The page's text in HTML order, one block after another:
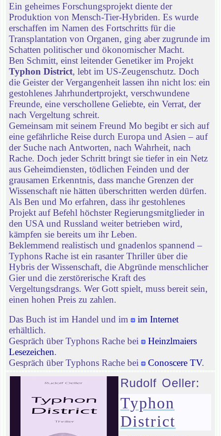
Ein geheimes Forschungsprojekt diente der
Produktion von Mensch-Tier-Hybriden. Es wurde
erschaffen im Namen des Fortschritts für die
Transplantation von Organen, ging aber zugrunde im
Schatten politischer und ökonomischer Macht.
Ben Schmitt, einst leitender Genetiker im Projekt
Typhon District, lebt im US-Zeugenschutz. Doch
die Geister der Vergangenheit lassen ihn nicht los: ein
gestohlenes Jahrhundertprojekt, verschwundene
Freunde, eine verschollene Geliebte, ein Verrat, der
nach Vergeltung schreit.
Gemeinsam mit seinem Freund Mo begibt er sich auf
eine gefährliche Reise durch Europa und Asien – auf
der Suche nach Antworten, nach Wahrheit, nach
Rache. Doch jeder Schritt bringt sie tiefer in ein Netz
aus Geheimdiensten, tödlichen Feinden und der
grausamen Erkenntnis, dass manche Grenzen der
Wissenschaft nie hätten überschritten werden dürfen.
Als Ben und Mo erfahren, dass ihr gestohlenes
Projekt auf Befehl höchster Regierungsmitglieder in
den USA und Russland weiter betrieben wird,
kämpfen sie bereits um ihr Leben.
Beklemmend realistisch und gnadenlos spannend –
Typhons Rache ist ein rasanter Thriller über die
Hybris der Wissenschaft, die Abgründe menschlicher
Gier und die zerstörerische Kraft des
Vergeltungsdrangs. Wer Gott spielt, muss bereit sein,
einen hohen Preis zu zahlen.
Das Buch ist im Handel und im
im Internet
erhältlich.
Gespräch über Typhons Rache bei
Heinzlmaiers
Lesezeichen.
Gespräch über Typhons Rache bei
Conoscere TV.
Rudolf Oeller:
Typhon
District